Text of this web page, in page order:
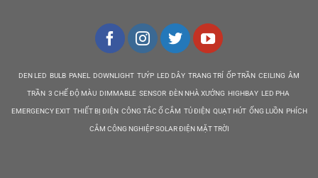
DEN LED BULB PANEL DOWNLIGHT TUÝP LED DÂY TRANG TRÍ ỐP TRẦN CEILING ÂM
TRẦN 3 CHẾ ĐỘ MÀU DIMMABLE SENSOR ĐÈN NHÀ XƯỞNG HIGHBAY LED PHA
EMERGENCY EXIT THIẾT BỊ ĐIỆN CÔNG TẮC Ổ CẮM TỦ ĐIỆN QUẠT HÚT ỐNG LUỒN PHÍCH
CẮM CÔNG NGHIỆP SOLAR ĐIỆN MẶT TRỜI